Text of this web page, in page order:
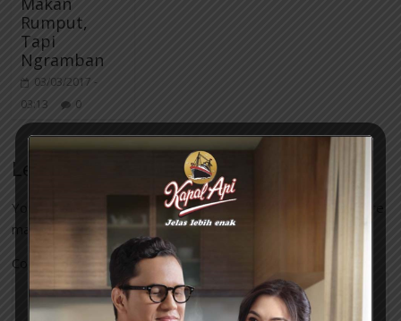
Rumput,
Tapi
Ngramban
03/03/2017 -
03:13
0
Leave a Reply
Your email address will not be published.
Required fields are
marked*
Comment